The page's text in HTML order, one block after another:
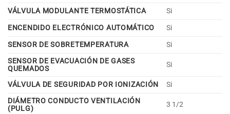
VÁLVULA MODULANTE TERMOSTÁTICA
Si
ENCENDIDO ELECTRÓNICO AUTOMÁTICO
Si
SENSOR DE SOBRETEMPERATURA
Si
SENSOR DE EVACUACIÓN DE GASES
QUEMADOS
Si
VÁLVULA DE SEGURIDAD POR IONIZACIÓN
Si
DIÁMETRO CONDUCTO VENTILACIÓN
(PULG)
3 1/2